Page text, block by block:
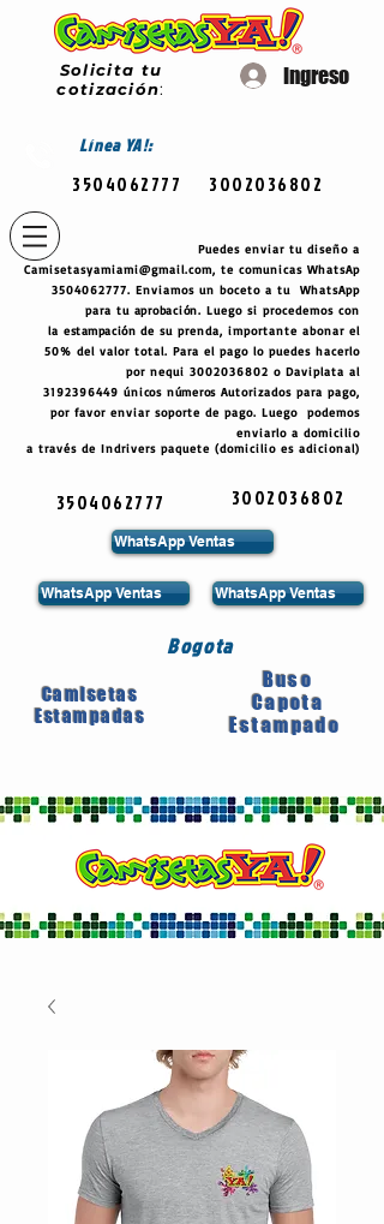
Solicita tu
cotización:
Ingreso
LíneaYA!:
3504062777 3002036802
Puedes enviar tu diseño a
Camisetasyamiami@gmail.com, te comunicas WhatsAp
3504062777. Enviamos un boceto a tu WhatsApp
para tu aprobación. Luego si procedemos con
laestampación de su prenda, importante abonar el
50% del valor total. Para el pago lo puedes hacerlo
por nequi 3002036802 o Daviplata al
3192396449 únicos números Autorizados para pago,
por favor enviar soporte de pago. Luego podemos
enviarlo a domicilio
a través de Indrivers paquete (domicilio es adicional)
3504062777 3002036802
WhatsApp Ventas
WhatsApp Ventas WhatsApp Ventas
Bogota
Camisetas
Estampadas
Buso
Capota
Estampado